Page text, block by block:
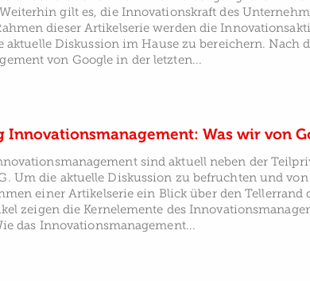
gilt es, die Innovationskraft des
dieser Artikelserie werden die
aktuelle Diskussion im Hause zu bereichern. Nach
von Google in der letzten...
Innovationsmanagement: Was wir von
sind aktuell neben der
Um die aktuelle Diskussion zu befruchten und
einer Artikelserie ein Blick über den Tellerrand
zeigen die Kernelemente des
das Innovationsmanagement...